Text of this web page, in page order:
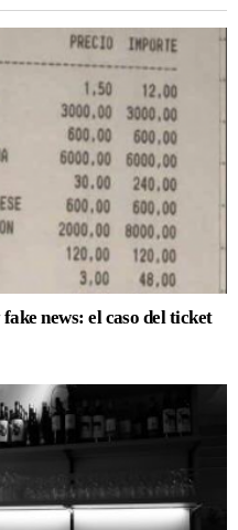
news: el caso del ticket